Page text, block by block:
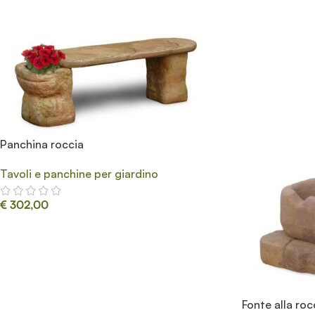
Panchina roccia
Tavoli e panchine per giardino
€ 302,00
Fonte alla